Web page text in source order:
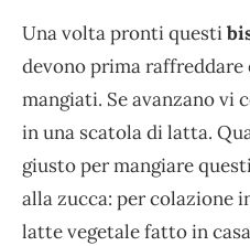
Una volta pronti questi
devono prima raffreddare
mangiati. Se avanzano vi
in una scatola di latta.
giusto per mangiare
alla zucca: per colazione
latte vegetale fatto in